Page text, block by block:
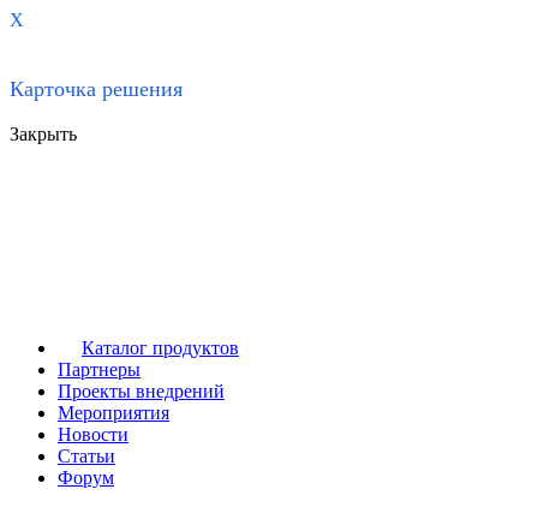
X
Карточка решения
Закрыть
Каталог продуктов
Партнеры
Проекты внедрений
Мероприятия
Новости
Статьи
Форум